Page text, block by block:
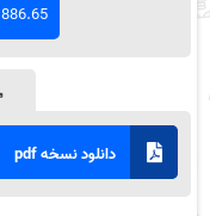
886.65 کیلوبایت
دانلود نسخه pdf